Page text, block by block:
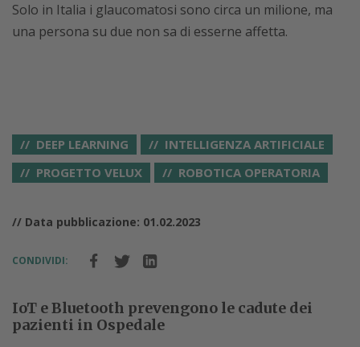
Solo in Italia i glaucomatosi sono circa un milione, ma
una persona su due non sa di esserne affetta.
DEEP LEARNING
INTELLIGENZA ARTIFICIALE
PROGETTO VELUX
ROBOTICA OPERATORIA
// Data pubblicazione: 01.02.2023
CONDIVIDI:
IoT e Bluetooth prevengono le cadute dei
pazienti in Ospedale